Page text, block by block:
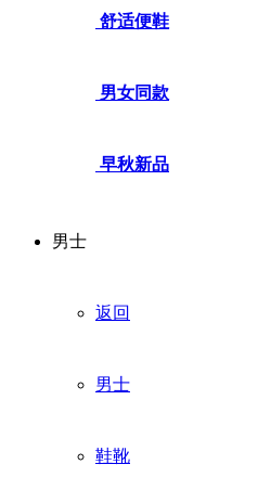
舒适便鞋
男女同款
早秋新品
男士
返回
男士
鞋靴